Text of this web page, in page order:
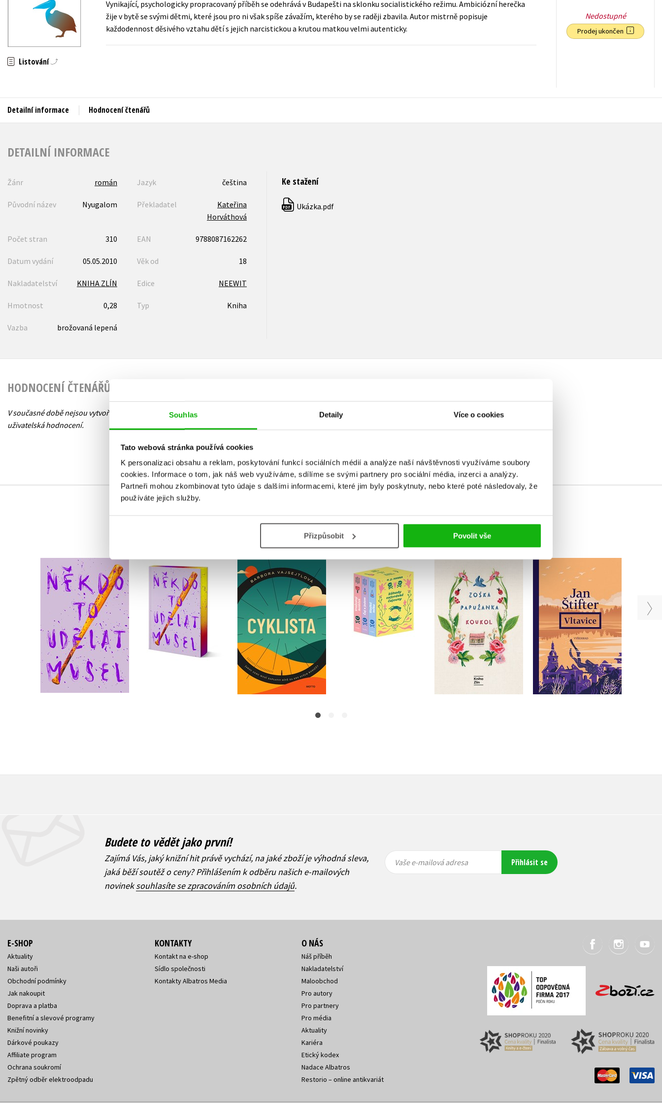
Souhlas Detaily Více o cookies
Tato webová stránka používá cookies
K personalizaci obsahu a reklam, poskytování funkcí sociálních médií a analýze naší návštěvnosti využíváme soubory
cookies. Informace o tom, jak náš web využíváme, sdílíme se svými partnery pro sociální média, inzerci a analýzy.
Partneři mohou zkombinovat tyto údaje s dalšími informacemi, které jim byly poskytnuty, nebo které poté následovaly, že
používáte jejich služby.
Přizpůsobit Povolit vše
Auto - moto
Beletrie pro děti
Byznys a ekonomie
Jazyky
Populárně - naučná pro dospělé
Populárně - naučné pro děti
Young adult (SK)
Zahraniční literatura
Listování
Vynikající, psychologicky propracovaný příběh se odehrává v Budapešti na sklonku socialistického režimu. Ambiciózní herečka
žije v bytě se svými dětmi, které jsou pro ni však spíše závažím, kterého by se raději zbavila. Autor mistrně popisuje
každodennost děsivého vztahu dětí s jejich narcistickou a krutou matkou velmi autenticky.
Nedostupné
Prodej ukončen
Detailní informace Hodnocení čtenářů
DETAILNÍ INFORMACE
Žánr román Jazyk čeština
Původní název Nyugalom Překladatel
Kateřina
Horváthová
Počet stran 310 EAN 9788087162262
Datum vydání 05.05.2010 Věk od 18
Nakladatelství KNIHA ZLÍN Edice NEEWIT
Hmotnost 0,28 Typ Kniha
Vazba brožovaná lepená
Ke stažení
PDF Ukázka.pdf
HODNOCENÍ ČTENÁŘŮ
V současné době nejsou vytvořena žádná
uživatelská hodnocení.
Uživatelskou recenzi mohou vkládat pouze registrovaní uživatelé
Někdo to udělat musel
Velikovsky
,
Radka Třeštíková
Do košíku
499 Kč
399 Kč
Někdo to udělat musel
- limitované vydání
Velikovsky
,
Radka Třeštíková
Cyklista
Barbora Vajsejtlová
Do košíku
399 Kč
319 Kč
Záhady oxfordské
čajovny - BOX
H. Y. Hanna
Koukol
Zoska Papuzanka
Do košíku
375 Kč
Vltavice
Jan Štifter
Do košíku
449 Kč
359 Kč
Budete to vědět jako první!
Zajímá Vás, jaký knižní hit právě vychází, na jaké zboží je výhodná sleva,
jaká běží soutěž o ceny? Přihlášením k odběru našich e-mailových
novineksouhlasíte se zpracováním osobních údajů.
mailová
mailová
Vaše e-mailová adresa Přihlásit se
E-SHOP
Aktuality
Naši autoři
Obchodní podmínky
Jak nakoupit
Doprava a platba
Benefitní a slevové programy
Knižní novinky
Dárkové poukazy
Affiliate program
Ochrana soukromí
Zpětný odběr elektroodpadu
KONTAKTY
Kontakt na e-shop
Sídlo společnosti
Kontakty Albatros Media
O NÁS
Náš příběh
Nakladatelství
Maloobchod
Pro autory
Pro partnery
Pro média
Aktuality
Kariéra
Etický kodex
Nadace Albatros
Restorio – online antikvariát